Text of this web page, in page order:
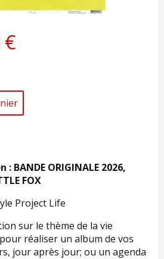
€
BANDE ORIGINALE 2026,
FOX
Project Life
sur le thème de la vie
réaliser un album de vos
jour après jour; ou un agenda